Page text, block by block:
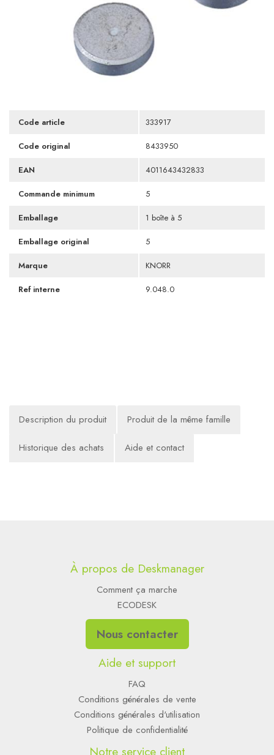
Code article 333917
Code original 8433950
EAN 4011643432833
Commande minimum 5
Emballage 1 boîte à 5
Emballage original 5
Marque KNORR
Ref interne 9.048.0
Description du produit Produit de la même famille
Historique des achats Aide et contact
À propos de Deskmanager
Comment ça marche
ECODESK
Nous contacter
Aide et support
FAQ
Conditions générales de vente
Conditions générales d'utilisation
Politique de confidentialité
Notre service client